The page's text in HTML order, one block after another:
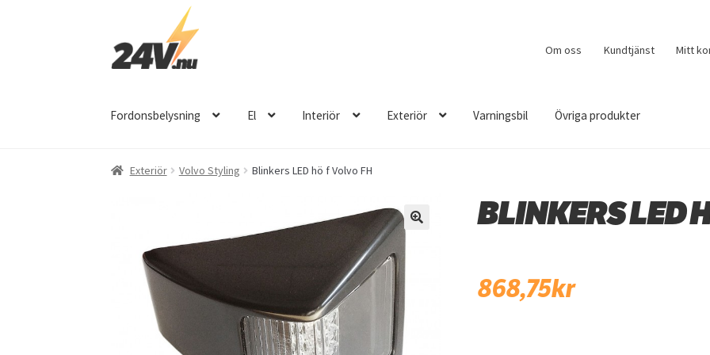
Hoppa
till
Hoppa
till
Om oss Kundtjänst Mitt
Fordonsbelysning El Interiör Exteriör Varningsbil Övriga produkter
Exteriör Volvo Styling Blinkers LED hö f Volvo FH
BLINKERS LED
868,75kr